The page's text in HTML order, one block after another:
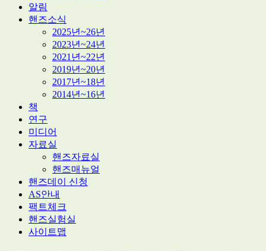
알림
핸즈소식
2025년~26년
2023년~24년
2021년~22년
2019년~20년
2017년~18년
2014년~16년
책
연구
미디어
자료실
핸즈자료실
핸즈매뉴얼
핸즈데이 신청
AS안내
팩트체크
핸즈실험실
사이트맵